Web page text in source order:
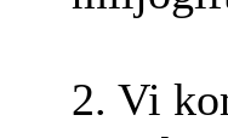
2. Vi